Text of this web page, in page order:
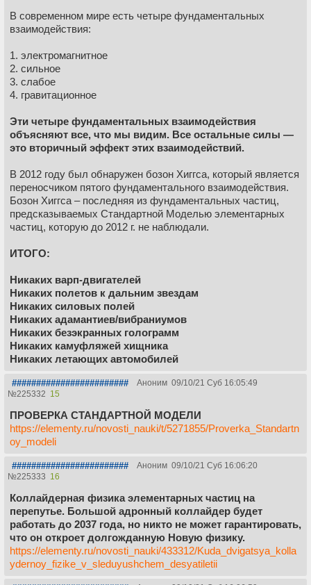
В современном мире есть четыре фундаментальных
взаимодействия:
1. электромагнитное
2. сильное
3. cлабое
4. гравитационное
Эти четыре фундаментальных взаимодействия
объясняют все, что мы видим. Все остальные силы —
это вторичный эффект этих взаимодействий.
В 2012 году был обнаружен бозон Хиггса, который является
переносчиком пятого фундаментального взаимодействия.
Бозон Хиггса – последняя из фундаментальных частиц,
предсказываемых Стандартной Моделью элементарных
частиц, которую до 2012 г. не наблюдали.
ИТОГО:
Никаких варп-двигателей
Никаких полетов к дальним звездам
Никаких силовых полей
Никаких адамантиев/вибраниумов
Никаких безэкранных голограмм
Никаких камуфляжей хищника
Никаких летающих автомобилей
######################## Аноним 09/10/21 Суб 16:05:49
№225332 15
ПРОВЕРКА СТАНДАРТНОЙ МОДЕЛИ
https://elementy.ru/novosti_nauki/t/5271855/Proverka_Standartn
oy_modeli
######################## Аноним 09/10/21 Суб 16:06:20
№225333 16
Коллайдерная физика элементарных частиц на
перепутье. Большой адронный коллайдер будет
работать до 2037 года, но никто не может гарантировать,
что он откроет долгожданную Новую физику.
https://elementy.ru/novosti_nauki/433312/Kuda_dvigatsya_kolla
ydernoy_fizike_v_sleduyushchem_desyatiletii